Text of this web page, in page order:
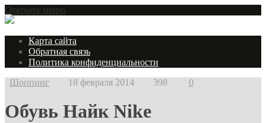
Открыть меню
Карта сайта
Обратная связь
Политика конфиденциальности
Шоппинг
18 февраля 2014 398 0
Обувь Найк Nike